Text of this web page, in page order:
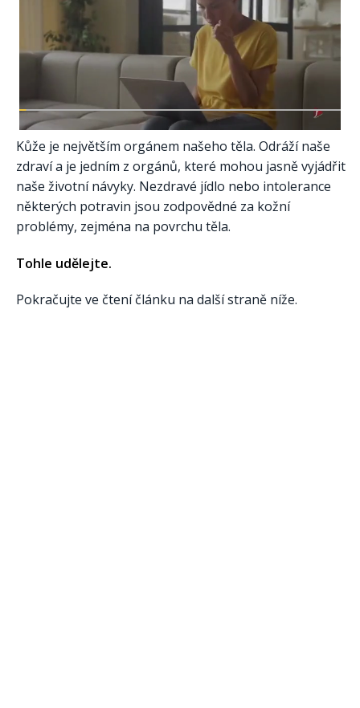
Kůže je největším orgánem našeho těla. Odráží naše
zdraví a je jedním z orgánů, které mohou jasně vyjádřit
naše životní návyky. Nezdravé jídlo nebo intolerance
některých potravin jsou zodpovědné za kožní
problémy, zejména na povrchu těla.
Tohle udělejte.
Pokračujte ve čtení článku na další straně níže.